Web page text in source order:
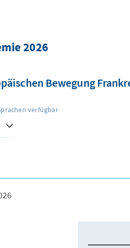
2026
Bewegung
verfügbar